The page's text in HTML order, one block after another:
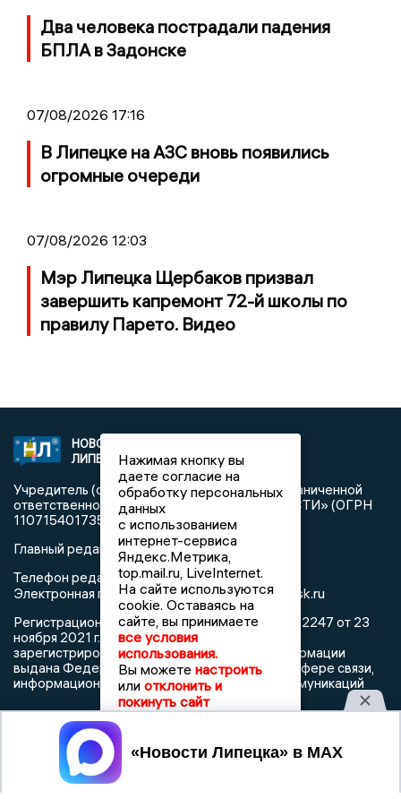
Два человека пострадали падения
БПЛА в Задонске
07/08/2026 17:16
В Липецке на АЗС вновь появились
огромные очереди
07/08/2026 12:03
Мэр Липецка Щербаков призвал
завершить капремонт 72-й школы по
правилу Парето. Видео
НОВОСТИ
ЛИПЕЦКА
«Новости Липецка»
Учредитель (соучредители): Общество с ограниченной
ответственностью «РЕГИОНАЛЬНЫЕ НОВОСТИ» (ОГРН
1107154017354)
Главный редактор: Герцог Е.Г.
Телефон редакции: +7 903 699 9427
Электронная почта редакции:info@newslipetsk.ru
Регистрационный номер: серия Эл № ФС77-82247 от 23
ноября 2021 г. согласно выписке из реестра
зарегистрированных средств массовой информации
выдана Федеральной службой по надзору в сфере связи,
информационных технологий и массовых коммуникаций
Нажимая кнопку вы
даете согласие на
обработку персональных
данных
с использованием
интернет-сервиса
Яндекс.Метрика,
top.mail.ru, LiveInternet.
На сайте используются
cookie. Оставаясь на
сайте, вы принимаете
все условия
использования.
Вы можете настроить
или отклонить и
покинуть сайт
Принять